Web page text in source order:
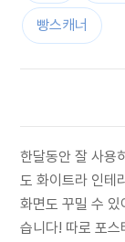
빵스캐너
한달동안 잘 사용
도 화이트라 인테
화면도 꾸밀 수
습니다! 따로 포